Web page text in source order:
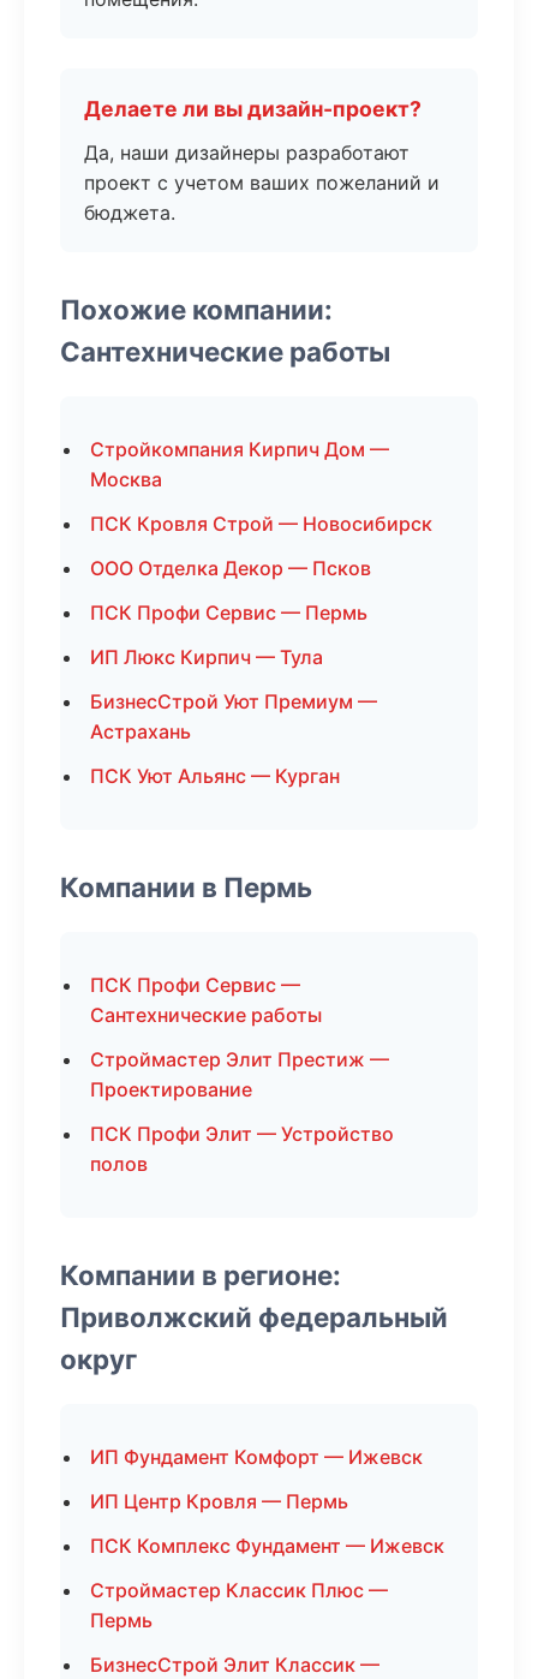
Делаете ли вы дизайн-проект?
Да, наши дизайнеры разработают
проект с учетом ваших пожеланий и
бюджета.
Похожие компании:
Сантехнические работы
Стройкомпания Кирпич Дом —
Москва
ПСК Кровля Строй — Новосибирск
ООО Отделка Декор — Псков
ПСК Профи Сервис — Пермь
ИП Люкс Кирпич — Тула
БизнесСтрой Уют Премиум —
Астрахань
ПСК Уют Альянс — Курган
Компании в Пермь
ПСК Профи Сервис —
Сантехнические работы
Строймастер Элит Престиж —
Проектирование
ПСК Профи Элит — Устройство
полов
Компании в регионе:
Приволжский федеральный
округ
ИП Фундамент Комфорт — Ижевск
ИП Центр Кровля — Пермь
ПСК Комплекс Фундамент — Ижевск
Строймастер Классик Плюс —
Пермь
БизнесСтрой Элит Классик —